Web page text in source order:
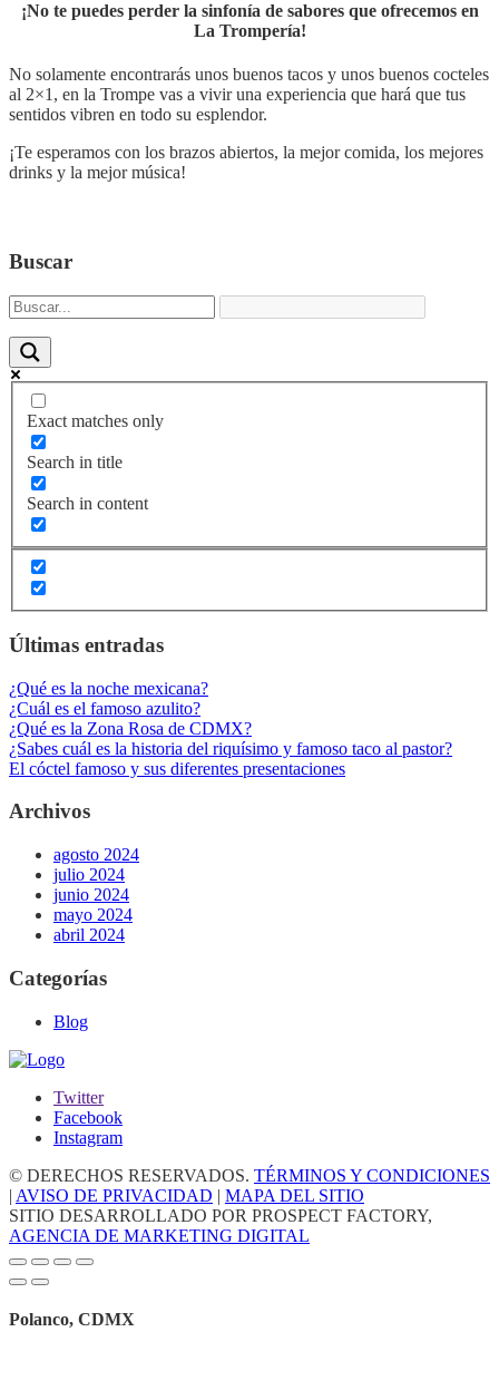
¡No te puedes perder la sinfonía de sabores que ofrecemos en
La Trompería!
No solamente encontrarás unos buenos tacos y unos buenos cocteles
al 2×1, en la Trompe vas a vivir una experiencia que hará que tus
sentidos vibren en todo su esplendor.
¡Te esperamos con los brazos abiertos, la mejor comida, los mejores
drinks y la mejor música!
Buscar
Exact matches only
Search in title
Search in content
Últimas entradas
¿Qué es la noche mexicana?
¿Cuál es el famoso azulito?
¿Qué es la Zona Rosa de CDMX?
¿Sabes cuál es la historia del riquísimo y famoso taco al pastor?
El cóctel famoso y sus diferentes presentaciones
Archivos
agosto 2024
julio 2024
junio 2024
mayo 2024
abril 2024
Categorías
Blog
Twitter
Facebook
Instagram
© DERECHOS RESERVADOS. TÉRMINOS Y CONDICIONES
| AVISO DE PRIVACIDAD | MAPA DEL SITIO
SITIO DESARROLLADO POR PROSPECT FACTORY,
AGENCIA DE MARKETING DIGITAL
Polanco, CDMX